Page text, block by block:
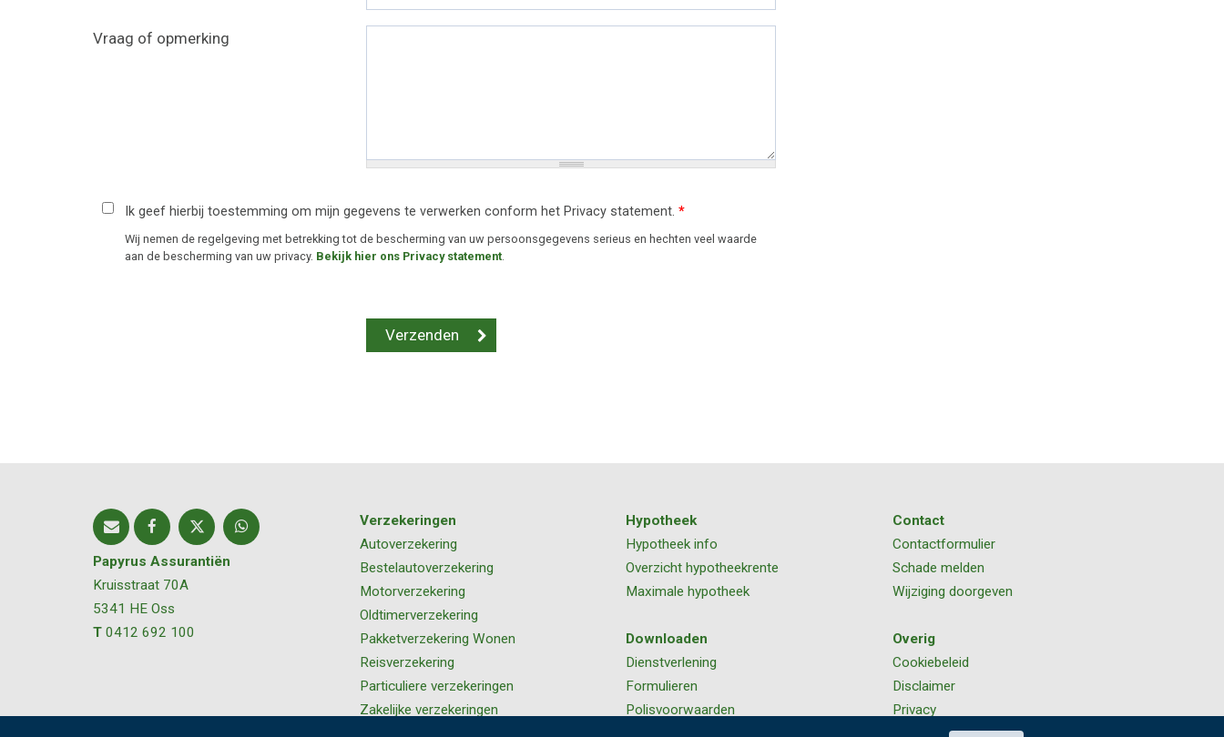
Vraag of opmerking
Ik geef hierbij toestemming om mijn gegevens te verwerken conform het Privacy statement. *
Wij nemen de regelgeving met betrekking tot de bescherming van uw persoonsgegevens serieus en hechten veel waarde
aan de bescherming van uw privacy. Bekijk hier ons Privacy statement
Papyrus Assurantiën
Kruisstraat 70A
5341 HE Oss
T 0412 692 100
Verzekeringen
Autoverzekering
Bestelautoverzekering
Motorverzekering
Oldtimerverzekering
Pakketverzekering Wonen
Reisverzekering
Particuliere verzekeringen
Zakelijke verzekeringen
Hypotheek
Hypotheek info
Overzicht hypotheekrente
Maximale hypotheek
Downloaden
Dienstverlening
Formulieren
Polisvoorwaarden
Contact
Contactformulier
Schade melden
Wijziging doorgeven
Overig
Cookiebeleid
Disclaimer
Privacy